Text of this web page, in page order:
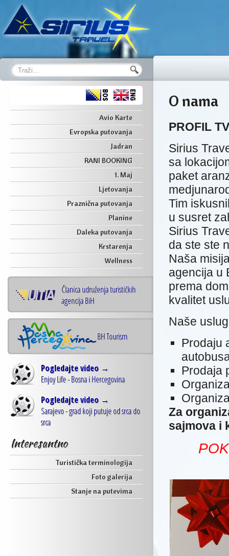
Avio Karte
Evropska putovanja
Jadran
RANI BOOKING
1. Maj
Ljetovanja
Praznična putovanja
Planine
Daleka putovanja
Krstarenja
Wellness
Članica udruženja turističkih
agencija BiH
BH Tourism
Pogledajte video →
Enjoy Life - Bosna i Hercegovina
Pogledajte video →
Sarajevo - grad koji putuje od srca do
srca
Interesantno
Turistička terminologija
Foto galerija
Stanje na putevima
O nama
PROFIL
Sirius
sa
paket
Tim
u susret
Sirius
da ste ste
Naša
agencija u
prema
kvalitet
Naše
Prodaju
Prodaja
Za
sajmova i